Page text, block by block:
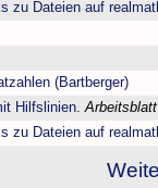
zu Dateien auf
(Bartberger)
Hilfslinien.
zu Dateien auf